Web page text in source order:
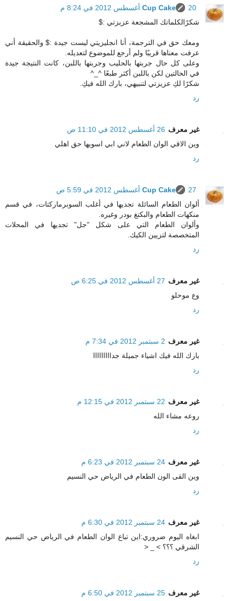
Cup Cake
20 أغسطس 2012 في 8:24 م
شكرًالكلماتك المشجعة عزيزتي :$
ومعك حق في الترجمة، أنا انجليزيتي ليست جيدة :$ والحقيقة أني
عرفت معناها قريبًا ولم أرجع للموضوع لتعديله.
وعلى كل حال جربتها بالحليب وجربتها باللبن، كانت النتيجة جيدة
في الحالتين لكن باللبن أكثر طبعًا ^_^
شكرًا لكِ عزيزتي لتنبيهي، بارك الله فيكِ.
رد
غير معرف 26 أغسطس 2012 في 11:10 ص
وين الاقي الوان الطعام لاني ابي اسويها حق اهلي
رد
Cup Cake
27 أغسطس 2012 في 5:59 ص
ألوان الطعام السائلة تجديها في أغلب السوبرماركتات، في قسم
منكهات الطعام والبكنغ بودر وغيره.
وألوان الطعام التي على شكل "جل" تجديها في المحلات
المتخصصة لتزيين الكيك.
رد
غير معرف 27 أغسطس 2012 في 6:25 ص
وع موحلو
رد
غير معرف 2 سبتمبر 2012 في 7:34 م
بارك الله فيك اشياء جميلة جدااااااااا
رد
غير معرف 22 سبتمبر 2012 في 12:15 م
روعه مشاء الله
رد
غير معرف 24 سبتمبر 2012 في 6:23 م
وين القى الون الطعام في الرياض حي النسيم
رد
غير معرف 24 سبتمبر 2012 في 6:30 م
ابغاه اليوم ضروري:اين تباع الوان الطعام في الرياض حي النسيم
الشرقي ؟؟؟ > _ <
رد
غير معرف 25 سبتمبر 2012 في 6:50 م